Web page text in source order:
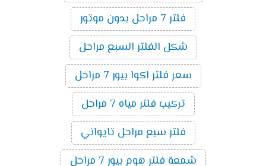
فلتر 7 مراحل بدون موتور
شكل الفلتر السبع مراحل
سعر فلتر اكوا بيور 7 مراحل
تركيب فلتر مياه 7 مراحل
فلتر سبع مراحل تايواني
شمعة فلتر هوم بيور 7 مراحل